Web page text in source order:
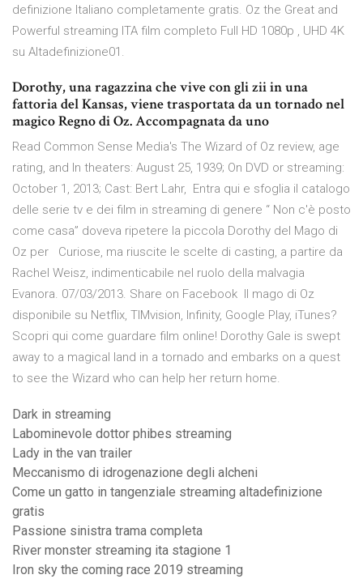
definizione Italiano completamente gratis. Oz the Great and
Powerful streaming ITA film completo Full HD 1080p , UHD 4K
su Altadefinizione01.
Dorothy, una ragazzina che vive con gli zii in una
fattoria del Kansas, viene trasportata da un tornado nel
magico Regno di Oz. Accompagnata da uno
Read Common Sense Media's The Wizard of Oz review, age
rating, and In theaters: August 25, 1939; On DVD or streaming:
October 1, 2013; Cast: Bert Lahr, Entra qui e sfoglia il catalogo
delle serie tv e dei film in streaming di genere “ Non c'è posto
come casa” doveva ripetere la piccola Dorothy del Mago di
Oz per Curiose, ma riuscite le scelte di casting, a partire da
Rachel Weisz, indimenticabile nel ruolo della malvagia
Evanora. 07/03/2013. Share on Facebook Il mago di Oz
disponibile su Netflix, TIMvision, Infinity, Google Play, iTunes?
Scopri qui come guardare film online! Dorothy Gale is swept
away to a magical land in a tornado and embarks on a quest
to see the Wizard who can help her return home.
Dark in streaming
Labominevole dottor phibes streaming
Lady in the van trailer
Meccanismo di idrogenazione degli alcheni
Come un gatto in tangenziale streaming altadefinizione
gratis
Passione sinistra trama completa
River monster streaming ita stagione 1
Iron sky the coming race 2019 streaming